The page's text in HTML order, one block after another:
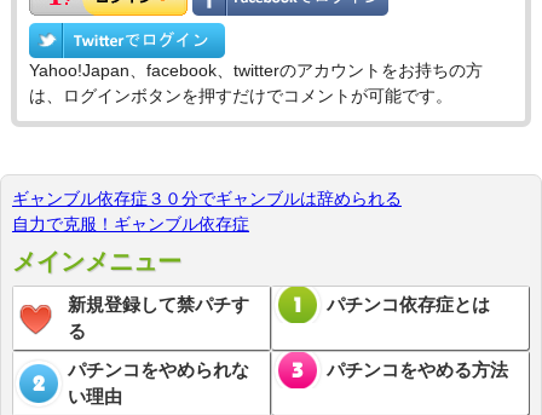
Yahoo!Japan、facebook、twitterのアカウントをお持ちの方
は、ログインボタンを押すだけでコメントが可能です。
ギャンブル依存症３０分でギャンブルは辞められる
自力で克服！ギャンブル依存症
メインメニュー
新規登録して禁パチす
る
パチンコ依存症とは
パチンコをやめられな
い理由
パチンコをやめる方法